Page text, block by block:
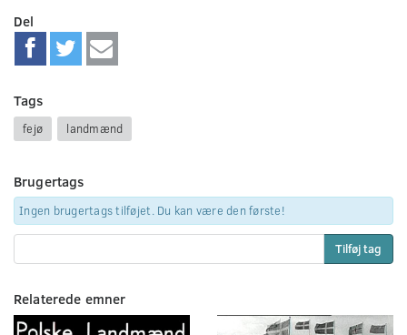
Del
Tags
fejø landmænd
Brugertags
Ingen brugertags tilføjet. Du kan være den første!
Tilføj tag
Relaterede emner